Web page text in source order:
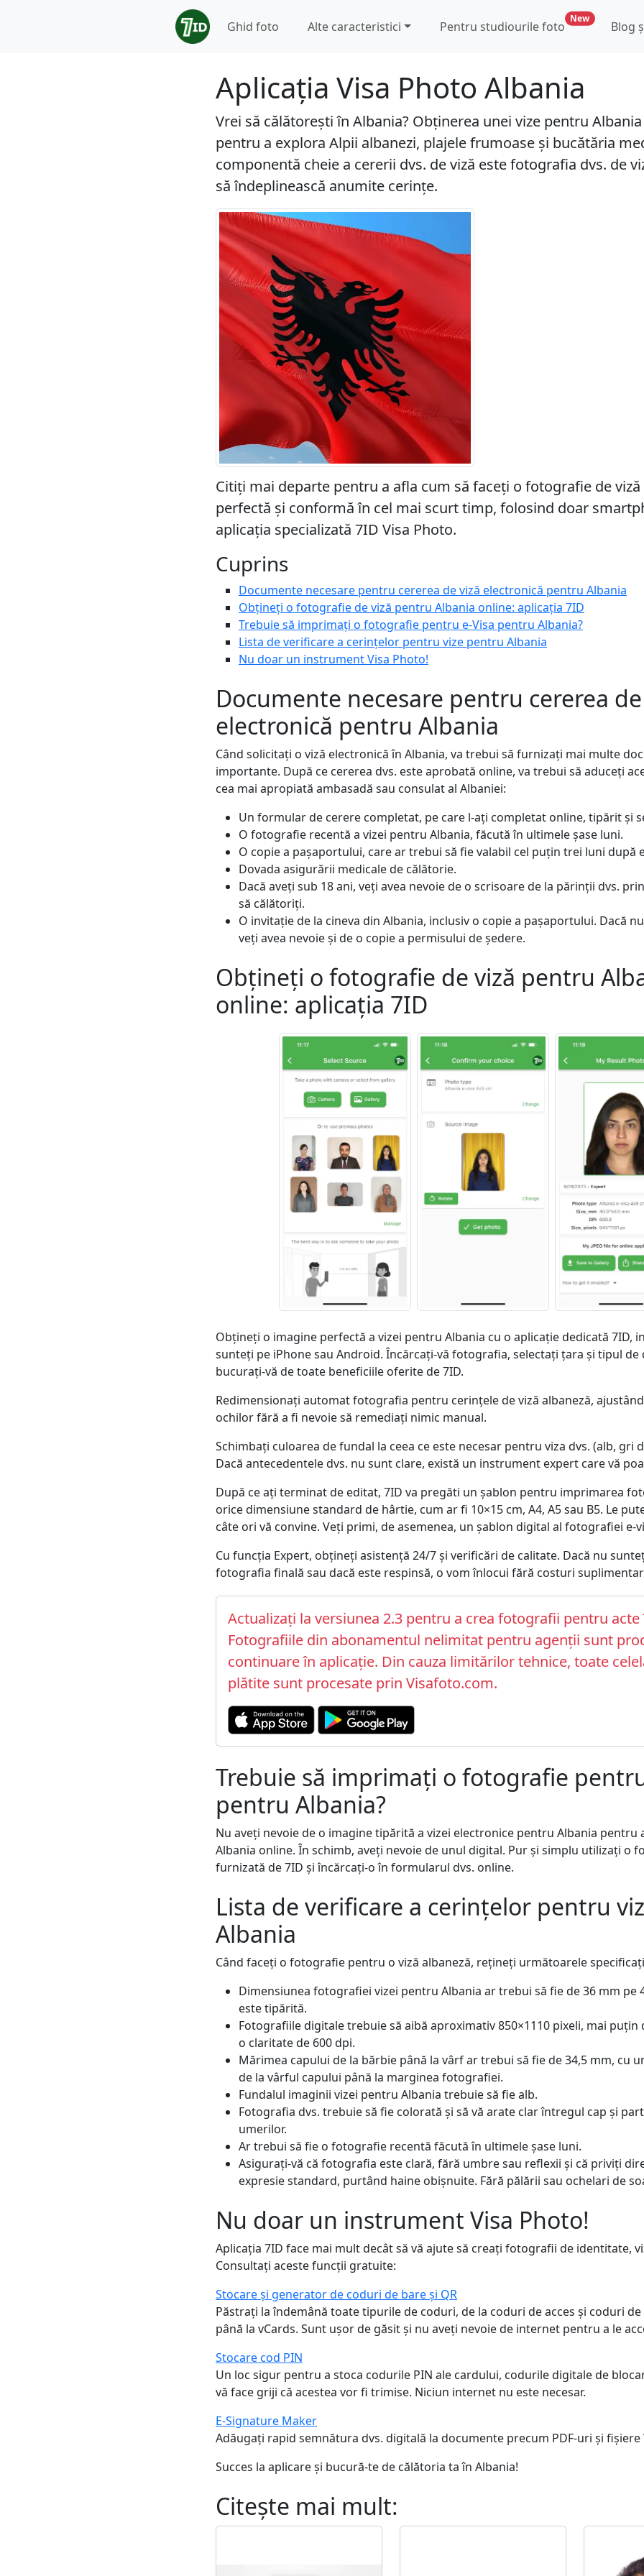
Ghid foto Alte caracteristici Pentru studiourile foto
New
Blog
Aplicația Visa Photo Albania
Vrei să călătorești în Albania? Obținerea unei vize pentru
pentru a explora Alpii albanezi, plajele frumoase și bucătăria
componentă cheie a cererii dvs. de viză este fotografia dvs. de
să îndeplinească anumite cerințe.
Citiți mai departe pentru a afla cum să faceți o fotografie de
perfectă și conformă în cel mai scurt timp, folosind doar
aplicația specializată 7ID Visa Photo.
Cuprins
Documente necesare pentru cererea de viză electronică pentru Albania
Obțineți o fotografie de viză pentru Albania online: aplicația 7ID
Trebuie să imprimați o fotografie pentru e-Visa pentru Albania?
Lista de verificare a cerințelor pentru vize pentru Albania
Nu doar un instrument Visa Photo!
Documente necesare pentru cererea
electronică pentru Albania
Când solicitați o viză electronică în Albania, va trebui să furnizați mai multe
importante. După ce cererea dvs. este aprobată online, va trebui să aduceți
cea mai apropiată ambasadă sau consulat al Albaniei:
Un formular de cerere completat, pe care l-ați completat online, tipărit și
O fotografie recentă a vizei pentru Albania, făcută în ultimele șase luni.
O copie a pașaportului, care ar trebui să fie valabil cel puțin trei luni după
Dovada asigurării medicale de călătorie.
Dacă aveți sub 18 ani, veți avea nevoie de o scrisoare de la părinții dvs.
să călătoriți.
O invitație de la cineva din Albania, inclusiv o copie a pașaportului. Dacă
veți avea nevoie și de o copie a permisului de ședere.
Obțineți o fotografie de viză pentru
online: aplicația 7ID
Obțineți o imagine perfectă a vizei pentru Albania cu o aplicație dedicată 7ID,
sunteți pe iPhone sau Android. Încărcați-vă fotografia, selectați țara și tipul de
bucurați-vă de toate beneficiile oferite de 7ID.
Redimensionați automat fotografia pentru cerințele de viză albaneză,
ochilor fără a fi nevoie să remediați nimic manual.
Schimbați culoarea de fundal la ceea ce este necesar pentru viza dvs. (alb, gri
Dacă antecedentele dvs. nu sunt clare, există un instrument expert care vă
După ce ați terminat de editat, 7ID va pregăti un șablon pentru imprimarea
orice dimensiune standard de hârtie, cum ar fi 10×15 cm, A4, A5 sau B5. Le
câte ori vă convine. Veți primi, de asemenea, un șablon digital al fotografiei e-
Cu funcția Expert, obțineți asistență 24/7 și verificări de calitate. Dacă nu
fotografia finală sau dacă este respinsă, o vom înlocui fără costuri
Actualizați la versiunea 2.3 pentru a crea fotografii pentru acte
Fotografiile din abonamentul nelimitat pentru agenții sunt
continuare în aplicație. Din cauza limitărilor tehnice, toate
plătite sunt procesate prin Visafoto.com.
Trebuie să imprimați o fotografie
pentru Albania?
Nu aveți nevoie de o imagine tipărită a vizei electronice pentru Albania pentru
Albania online. În schimb, aveți nevoie de unul digital. Pur și simplu utilizați o
furnizată de 7ID și încărcați-o în formularul dvs. online.
Lista de verificare a cerințelor pentru
Albania
Când faceți o fotografie pentru o viză albaneză, rețineți următoarele
Dimensiunea fotografiei vizei pentru Albania ar trebui să fie de 36 mm pe
este tipărită.
Fotografiile digitale trebuie să aibă aproximativ 850×1110 pixeli, mai puțin
o claritate de 600 dpi.
Mărimea capului de la bărbie până la vârf ar trebui să fie de 34,5 mm, cu
de la vârful capului până la marginea fotografiei.
Fundalul imaginii vizei pentru Albania trebuie să fie alb.
Fotografia dvs. trebuie să fie colorată și să vă arate clar întregul cap și
umerilor.
Ar trebui să fie o fotografie recentă făcută în ultimele șase luni.
Asigurați-vă că fotografia este clară, fără umbre sau reflexii și că priviți
expresie standard, purtând haine obișnuite. Fără pălării sau ochelari de
Nu doar un instrument Visa Photo!
Aplicația 7ID face mai mult decât să vă ajute să creați fotografii de identitate,
Consultați aceste funcții gratuite:
Stocare și generator de coduri de bare și QR
Păstrați la îndemână toate tipurile de coduri, de la coduri de acces și coduri
până la vCards. Sunt ușor de găsit și nu aveți nevoie de internet pentru a le
Stocare cod PIN
Un loc sigur pentru a stoca codurile PIN ale cardului, codurile digitale de
vă face griji că acestea vor fi trimise. Niciun internet nu este necesar.
E-Signature Maker
Adăugați rapid semnătura dvs. digitală la documente precum PDF-uri și fișiere
Succes la aplicare și bucură-te de călătoria ta în Albania!
Citeşte mai mult: